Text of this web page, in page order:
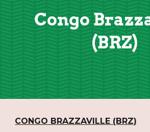
Congo
(BRZ)
CONGO BRAZZAVILLE (BRZ)